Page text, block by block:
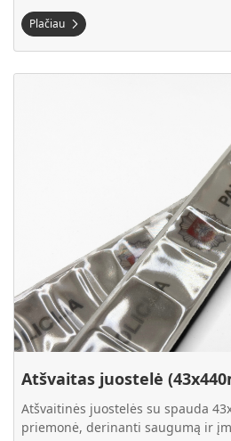
Plačiau
Atšvaitas juostelė
Atšvaitinės juostelės su spauda
priemonė, derinanti saugumą ir